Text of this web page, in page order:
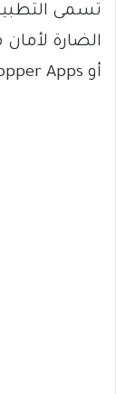
تسمى
الضارة
أو Dropper Apps.